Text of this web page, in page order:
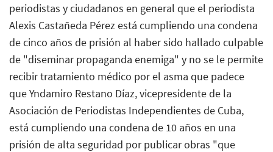
periodistas y ciudadanos en general que el periodista
Alexis Castañeda Pérez está cumpliendo una condena
de cinco años de prisión al haber sido hallado culpable
de "diseminar propaganda enemiga" y no se le permite
recibir tratamiento médico por el asma que padece
que Yndamiro Restano Díaz, vicepresidente de la
Asociación de Periodistas Independientes de Cuba,
está cumpliendo una condena de 10 años en una
prisión de alta seguridad por publicar obras "que